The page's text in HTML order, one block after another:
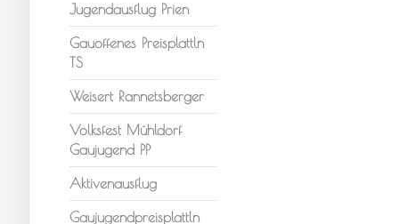
Jugendausflug Prien
Gauoffenes Preisplattln
TS
Weisert Rannetsberger
Volksfest Mühldorf
Gaujugend PP
Aktivenausflug
Gaujugendpreisplattln